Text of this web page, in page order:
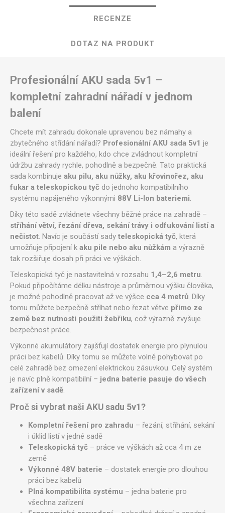
RECENZE
DOTAZ NA PRODUKT
Profesionální AKU sada 5v1 –
kompletní zahradní nářadí v jednom
balení
Chcete mít zahradu dokonale upravenou bez námahy a
zbytečného střídání nářadí? Profesionální AKU sada 5v1 je
ideální řešení pro každého, kdo chce zvládnout kompletní
údržbu zahrady rychle, pohodlně a bezpečně. Tato praktická
sada kombinuje aku pilu, aku nůžky, aku křovinořez, aku
fukar a teleskopickou tyč do jednoho kompatibilního
systému napájeného výkonnými 88V Li-Ion bateriemi.
Díky této sadě zvládnete všechny běžné práce na zahradě –
stříhání větví, řezání dřeva, sekání trávy i odfukování listí a
nečistot. Navíc je součástí sady teleskopická tyč, která
umožňuje připojení k aku pile nebo aku nůžkám a výrazně
tak rozšiřuje dosah při práci ve výškách.
Teleskopická tyč je nastavitelná v rozsahu 1,4–2,6 metru.
Pokud připočítáme délku nástroje a průměrnou výšku člověka,
je možné pohodlně pracovat až ve výšce cca 4 metrů. Díky
tomu můžete bezpečně stříhat nebo řezat větve přímo ze
země bez nutnosti použití žebříku, což výrazně zvyšuje
bezpečnost práce.
Výkonné akumulátory zajišťují dostatek energie pro plynulou
práci bez kabelů. Díky tomu se můžete volně pohybovat po
celé zahradě bez omezení elektrickou zásuvkou. Celý systém
je navíc plně kompatibilní – jedna baterie pasuje do všech
zařízení v sadě.
Proč si vybrat naši AKU sadu 5v1?
Kompletní řešení pro zahradu – řezání, stříhání, sekání
i úklid listí v jedné sadě
Teleskopická tyč – práce ve výškách až cca 4 m ze
země
Výkonné 48V baterie – dostatek energie pro dlouhou
práci bez kabelů
Plná kompatibilita systému – jedna baterie pro
všechna zařízení